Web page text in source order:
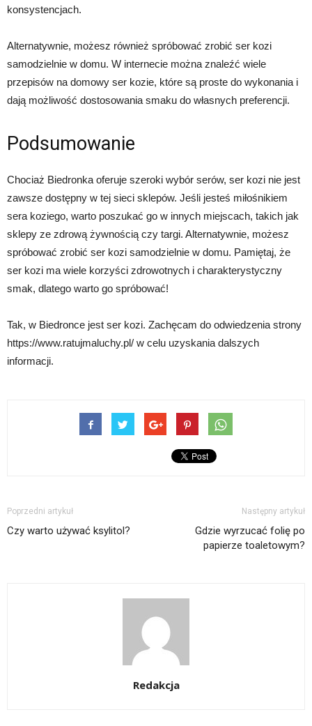
konsystencjach.
Alternatywnie, możesz również spróbować zrobić ser kozi
samodzielnie w domu. W internecie można znaleźć wiele
przepisów na domowy ser kozie, które są proste do wykonania i
dają możliwość dostosowania smaku do własnych preferencji.
Podsumowanie
Chociaż Biedronka oferuje szeroki wybór serów, ser kozi nie jest
zawsze dostępny w tej sieci sklepów. Jeśli jesteś miłośnikiem
sera koziego, warto poszukać go w innych miejscach, takich jak
sklepy ze zdrową żywnością czy targi. Alternatywnie, możesz
spróbować zrobić ser kozi samodzielnie w domu. Pamiętaj, że
ser kozi ma wiele korzyści zdrowotnych i charakterystyczny
smak, dlatego warto go spróbować!
Tak, w Biedronce jest ser kozi. Zachęcam do odwiedzenia strony
https://www.ratujmaluchy.pl/ w celu uzyskania dalszych
informacji.
Poprzedni artykuł
Czy warto używać ksylitol?
Następny artykuł
Gdzie wyrzucać folię po
papierze toaletowym?
Redakcja